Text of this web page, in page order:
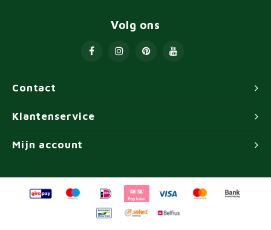
Contact
Volg ons
Klantenservice
Mijn account